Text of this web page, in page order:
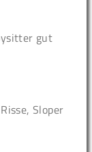
gut
Sloper